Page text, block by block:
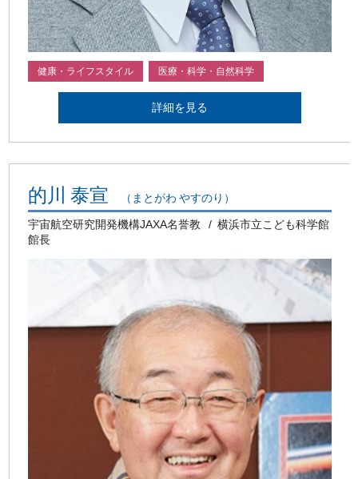
健康・ライフスタイル 医療・科学・自然科学
詳細を見る
的川 泰宣 （まとがわ やすのり）
宇宙航空研究開発機構JAXA名誉教
横浜市立こども科学館
館長